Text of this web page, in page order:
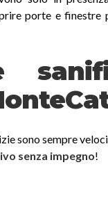
porte e finestre
sono sempre
senza impegno!